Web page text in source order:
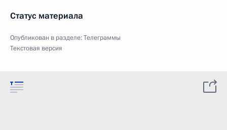
Статус материала
Опубликован в разделе:Телеграммы
Текстовая версия